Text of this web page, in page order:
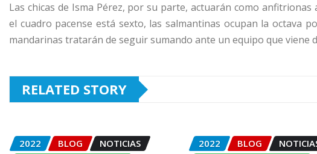
Las chicas de Isma Pérez, por su parte, actuarán como
el cuadro pacense está sexto, las salmantinas ocupan la octava
mandarinas tratarán de seguir sumando ante un equipo que viene
RELATED STORY
2022 BLOG
NOTICIAS
2022 BLOG